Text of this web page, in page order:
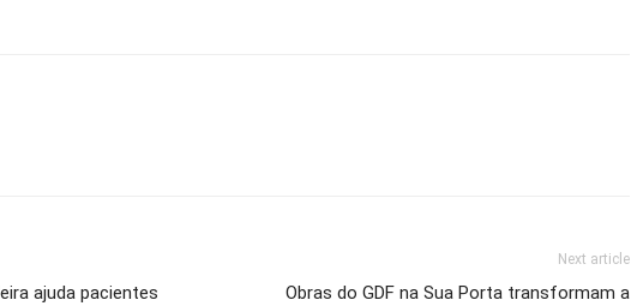
ajuda pacientes
Next article
Obras do GDF na Sua Porta transformam a